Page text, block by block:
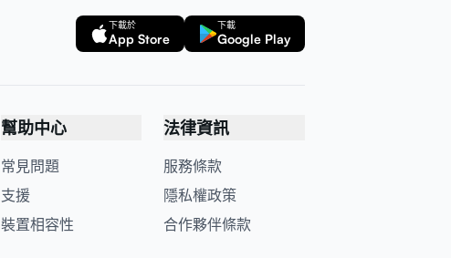
下載於
App Store
下載
Google Play
幫助中心
常見問題
支援
裝置相容性
法律資訊
服務條款
隱私權政策
合作夥伴條款